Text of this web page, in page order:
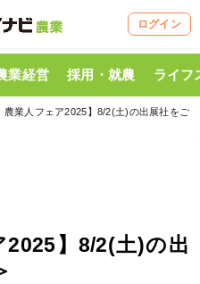
ログイン
業経営 採用・就農 ライフ
農業人フェア2025】8/2(土)の出展社をご
2025】8/2(土)の出